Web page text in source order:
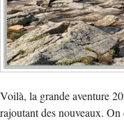
Voilà, la grande aventure
rajoutant des nouveaux.